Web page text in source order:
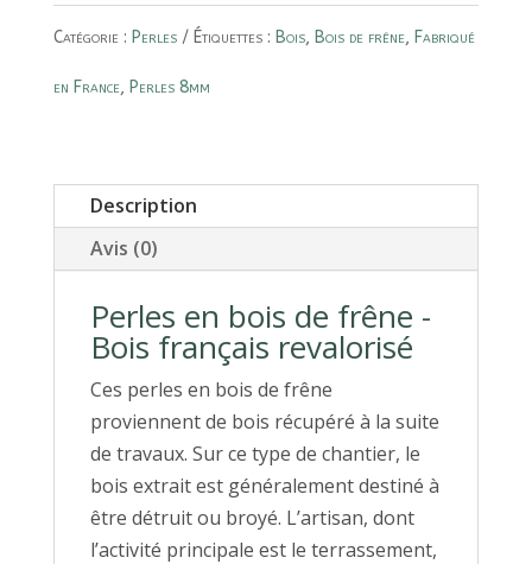
de
-
Fabrication
française
Catégorie : Perles Étiquettes : Bois, Bois de frêne, Fabriqué
en France, Perles 8mm
Description
Avis (0)
Perles en bois de frêne -
Bois français revalorisé
Ces perles en bois de frêne
proviennent de bois récupéré à la suite
de travaux. Sur ce type de chantier, le
bois extrait est généralement destiné à
être détruit ou broyé. L’artisan, dont
l’activité principale est le terrassement,